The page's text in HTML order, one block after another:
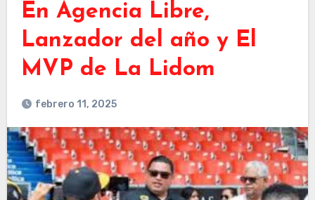
En Agencia Libre,
Lanzador del año y El
MVP de La Lidom
febrero 11, 2025